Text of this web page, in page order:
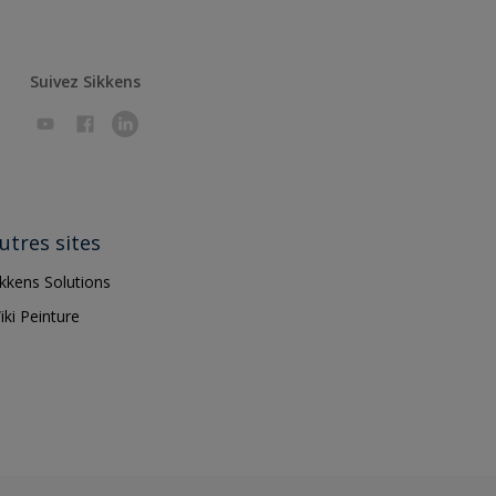
Suivez Sikkens
sites
Solutions
Peinture